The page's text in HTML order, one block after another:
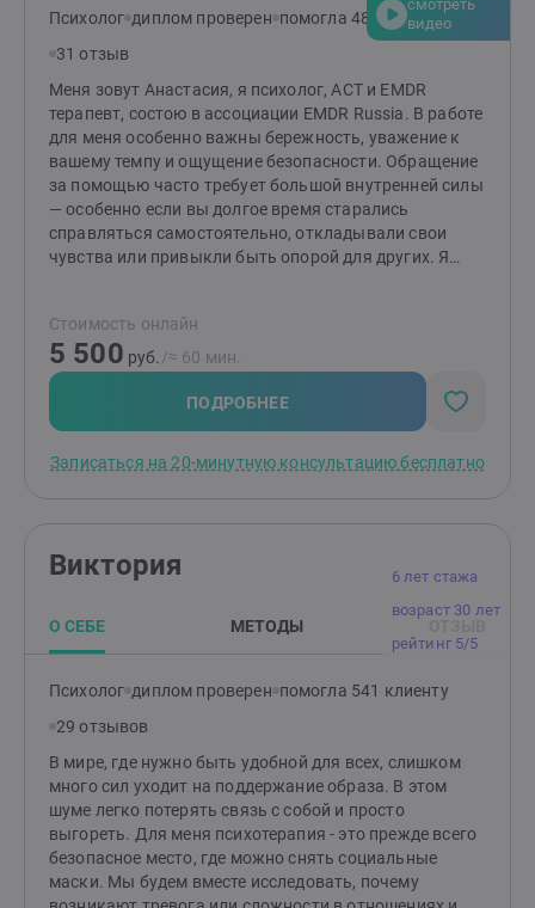
смотреть
видео
Психолог диплом проверен помогла 48 клиентам
31 отзыв
Меня зовут Анастасия, я психолог, ACT и EMDR
терапевт, состою в ассоциации EMDR Russia. В работе
для меня особенно важны бережность, уважение к
вашему темпу и ощущение безопасности. Обращение
за помощью часто требует большой внутренней силы
— особенно если вы долгое время старались
справляться самостоятельно, откладывали свои
чувства или привыкли быть опорой для других. Я
критикой, сложностями в отношениях с собой и
другими, состоянием растерянности и утраты опоры.
Также помогаю людям, которые переживают
жизненные изменения, эмоциональное выгорание,
кризисы или хотят лучше понимать себя и свои
принятия и ответственности) и EMDR — современные
восстанавливать внутреннюю устойчивость и
Мне важно создавать пространство, где не нужно
соответствовать ожиданиям, скрывать сложные
терапии можно исследовать свои переживания без
способы жить, справляться и поддерживать себя.
Стоимость онлайн
5 500 руб. /≈ 60 мин.
ПОДРОБНЕЕ
Записаться на 20-минутную консультацию бесплатно
6 лет стажа
возраст 30 лет
рейтинг 5/5
Виктория
О СЕБЕ МЕТОДЫ
Психолог диплом проверен помогла 541 клиенту
29 отзывов
В мире, где нужно быть удобной для всех, слишком
много сил уходит на поддержание образа. В этом
шуме легко потерять связь с собой и просто
выгореть. Для меня психотерапия - это прежде всего
безопасное место, где можно снять социальные
маски. Мы будем вместе исследовать, почему